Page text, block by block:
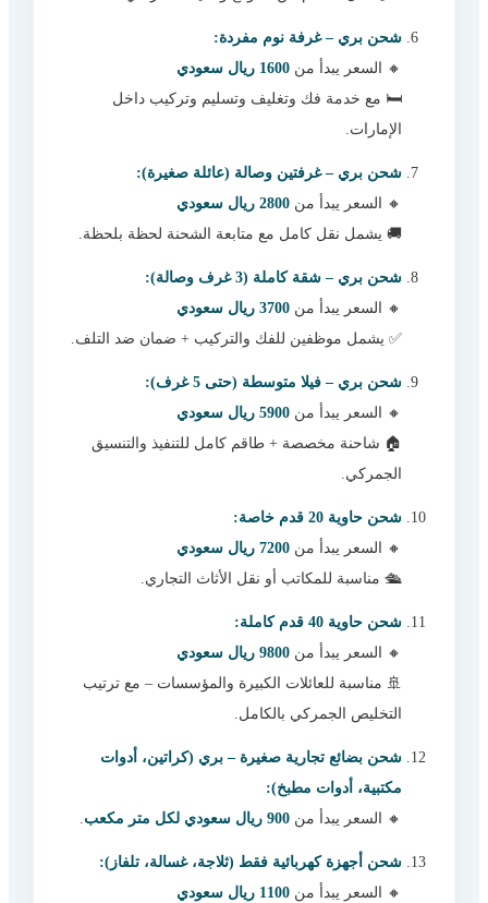
شحن بري – غرفة نوم مفردة:
🔸 السعر يبدأ من 1600 ريال سعودي
🛏️ مع خدمة فك وتغليف وتسليم وتركيب داخل
الإمارات.
شحن بري – غرفتين وصالة (عائلة صغيرة):
🔸 السعر يبدأ من 2800 ريال سعودي
🚚 يشمل نقل كامل مع متابعة الشحنة لحظة بلحظة.
شحن بري – شقة كاملة (3 غرف وصالة):
🔸 السعر يبدأ من 3700 ريال سعودي
✅ يشمل موظفين للفك والتركيب + ضمان ضد التلف.
شحن بري – فيلا متوسطة (حتى 5 غرف):
🔸 السعر يبدأ من 5900 ريال سعودي
🏠 شاحنة مخصصة + طاقم كامل للتنفيذ والتنسيق
الجمركي.
شحن حاوية 20 قدم خاصة:
🔸 السعر يبدأ من 7200 ريال سعودي
🛳️ مناسبة للمكاتب أو نقل الأثاث التجاري.
شحن حاوية 40 قدم كاملة:
🔸 السعر يبدأ من 9800 ريال سعودي
🚢 مناسبة للعائلات الكبيرة والمؤسسات – مع ترتيب
التخليص الجمركي بالكامل.
شحن بضائع تجارية صغيرة – بري (كراتين، أدوات
مكتبية، أدوات مطبخ):
🔸 السعر يبدأ من 900 ريال سعودي لكل متر مكعب .
شحن أجهزة كهربائية فقط (ثلاجة، غسالة، تلفاز):
🔸 السعر يبدأ من 1100 ريال سعودي